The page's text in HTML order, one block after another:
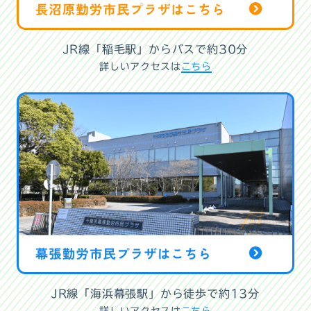
JR線「稲毛駅」からバスで約30分
詳しいアクセスはこちら
JR線「海浜幕張駅」から徒歩で約13分